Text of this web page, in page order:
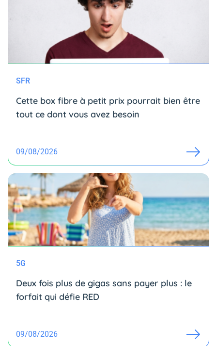
SFR
Cette box fibre à petit prix pourrait bien être
tout ce dont vous avez besoin
09/08/2026
5G
Deux fois plus de gigas sans payer plus : le
forfait qui défie RED
09/08/2026